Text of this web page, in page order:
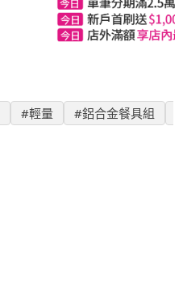
#輕量 #鋁合金餐具組